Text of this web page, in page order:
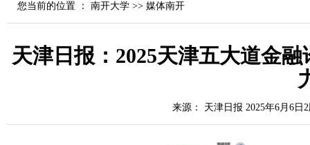
您当前的位置 ： 南开大学 >> 媒体南开
天津日报：2025天津五大道金
来源： 天津日报 2025年6月6日